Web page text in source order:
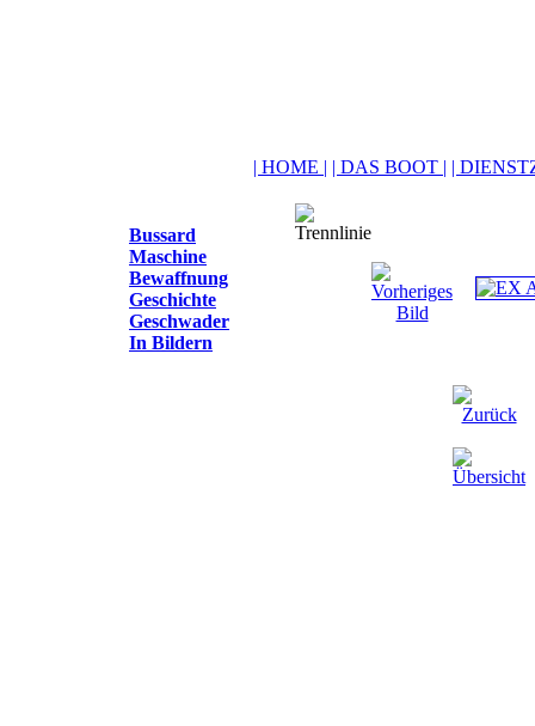
| HOME | | DAS BOOT | |
Bussard
Maschine
Bewaffnung
Geschichte
Geschwader
In Bildern